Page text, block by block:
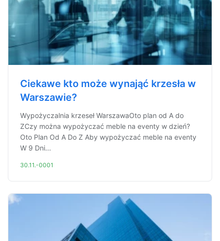
Ciekawe kto może wynająć krzesła w
Warszawie?
Wypożyczalnia krzeseł WarszawaOto plan od A do
ZCzy można wypożyczać meble na eventy w dzień?
Oto Plan Od A Do Z Aby wypożyczać meble na eventy
W 9 Dni...
30.11.-0001